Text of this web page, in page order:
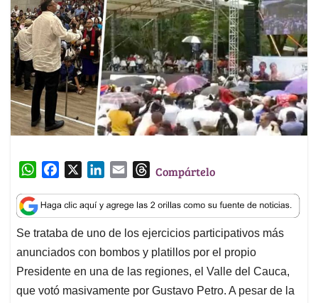
W
a
t
s
A
p
p
c
e
b
o
o
k
n
k
e
d
I
n
a
i
l
T
r
e
a
d
s
Compártelo
Se trataba de uno de los ejercicios participativos más
anunciados con bombos y platillos por el propio
Presidente en una de las regiones, el Valle del Cauca,
que votó masivamente por Gustavo Petro. A pesar de la